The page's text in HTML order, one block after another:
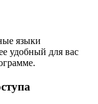
языки
удобный для вас